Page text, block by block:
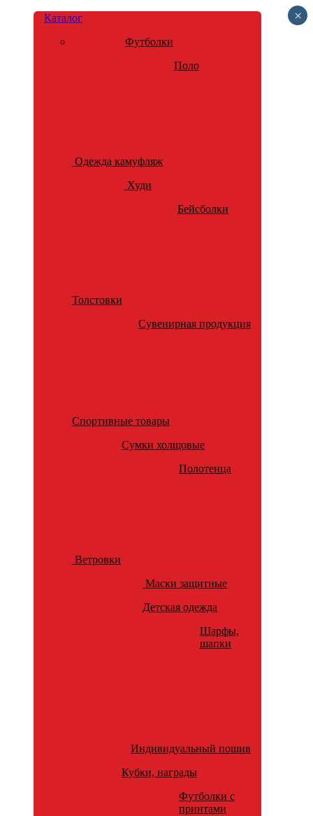
Каталог
Футболки
Поло
Одежда камуфляж
Худи
Бейсболки
Толстовки
Сувенирная продукция
Спортивные товары
Сумки холщовые
Полотенца
Ветровки
Маски защитные
Детская одежда
Шарфы,
шапки
Индивидуальный пошив
Кубки, награды
Футболки с
принтами
×